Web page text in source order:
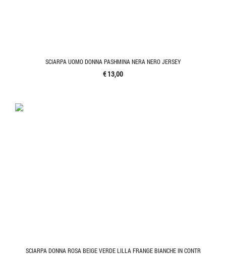
SCIARPA UOMO DONNA PASHMINA NERA NERO JERSEY
€ 13,00
SCIARPA DONNA ROSA BEIGE VERDE LILLA FRANGE BIANCHE IN CONTR